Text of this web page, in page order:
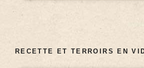
RECETTE ET TERROIRS EN